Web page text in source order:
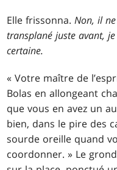
Elle frissonna.Non, il
transplané juste avant, je
certaine.
« Votre maître de
Bolas en allongeant
que vous en avez un
bien, dans le pire des
sourde oreille quand
coordonner. » Le